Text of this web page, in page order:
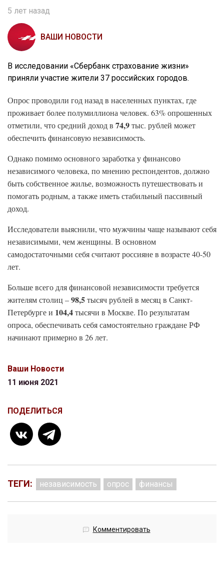
5 лет назад
ВАШИ НОВОСТИ
В исследовании «Сбербанк страхование жизни»
приняли участие жители 37 российских городов.
Опрос проводили год назад в населенных пунктах, где
проживает более полумиллиона человек. 63% опрошенных
отметили, что средний доход в 74,9тыс. рублей может
обеспечить финансовую независимость.
Однако помимо основного заработка у финансово
независимого человека, по мнению респондентов, должно
быть собственное жилье, возможность путешествовать и
помогать родным, а также иметь стабильный пассивный
доход.
Исследователи выяснили, что мужчины чаще называют себя
независимыми, чем женщины. В основном
самодостаточными себя считают россияне в возрасте 40-50
лет.
Больше всего для финансовой независимости требуется
жителям столиц –98,5тысяч рублей в месяц в Санкт-
Петербурге и 104,4тысячи в Москве. По результатам
опроса, обеспечивать себя самостоятельно граждане РФ
начинают примерно в 26 лет.
Ваши Новости
11 июня 2021
ПОДЕЛИТЬСЯ
ТЕГИ: независимость опрос финансы
Комментировать